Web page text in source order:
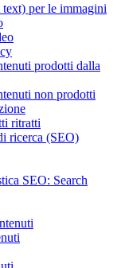
per le immagini
prodotti dalla
non prodotti
ritratti
ricerca (SEO)
SEO: Search